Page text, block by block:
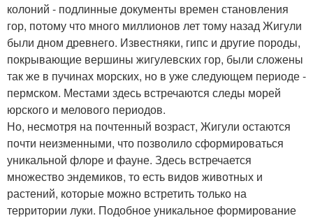
колоний - подлинные документы времен становления
гор, потому что много миллионов лет тому назад Жигули
были дном древнего. Известняки, гипс и другие породы,
покрывающие вершины жигулевских гор, были сложены
так же в пучинах морских, но в уже следующем периоде -
пермском. Местами здесь встречаются следы морей
юрского и мелового периодов.
Но, несмотря на почтенный возраст, Жигули остаются
почти неизменными, что позволило сформироваться
уникальной флоре и фауне. Здесь встречается
множество эндемиков, то есть видов животных и
растений, которые можно встретить только на
территории луки. Подобное уникальное формирование